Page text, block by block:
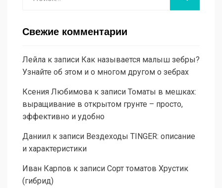
Свежие комментарии
Лейла к записи Как называется малыш зебры?
Узнайте об этом и о многом другом о зебрах
Ксения Любимова к записи Томаты в мешках:
выращивание в открытом грунте – просто,
эффективно и удобно
Даниил к записи Вездеходы TINGER: описание
и характеристики
Иван Карпов к записи Сорт томатов Хрустик
(гибрид)